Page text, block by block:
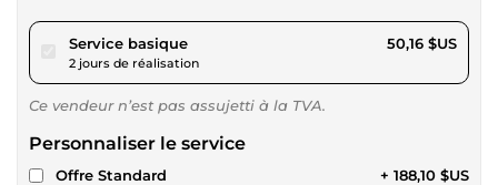
Service basiquepour 46,23 $US
2 jours de réalisation
50,16 $US
Ce vendeur n’est pas assujetti à la TVA.
Personnaliser le service
Offre Standard + 188,10 $US